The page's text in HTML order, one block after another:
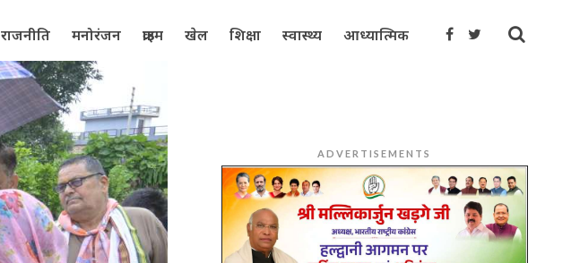
राजनीति मनोरंजन क्राइम खेल शिक्षा स्वास्थ्य आध्यात्मिक
ADVERTISEMENTS